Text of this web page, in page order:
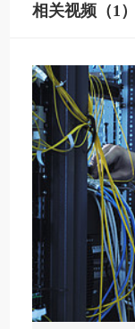
相关视频（1）